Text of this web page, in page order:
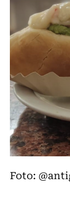
Foto: